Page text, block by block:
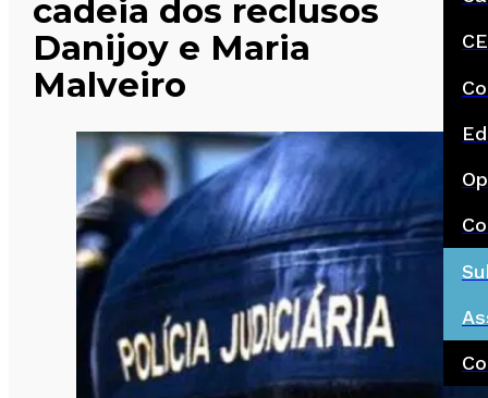
cadeia dos reclusos
Danijoy e Maria
Malveiro